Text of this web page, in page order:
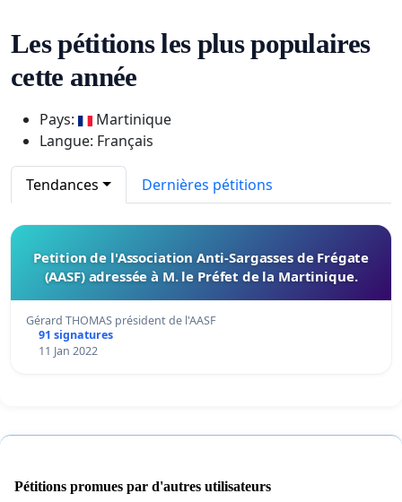
Les pétitions les plus populaires
cette année
Pays:
Martinique
Langue: Français
Tendances Dernières pétitions
Petition de l'Association Anti-Sargasses de Frégate
(AASF) adressée à M. le Préfet de la Martinique.
Gérard THOMAS président de l'AASF
91 signatures
11 Jan 2022
Pétitions promues par d'autres utilisateurs